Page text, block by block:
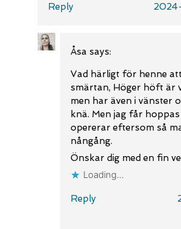
Reply
Åsa says:
Vad härligt för henne
smärtan, Höger höft är
men har även i vänster
knä. Men jag får
opererar eftersom så
nångång.
Önskar dig med en fin
Loading...
Reply